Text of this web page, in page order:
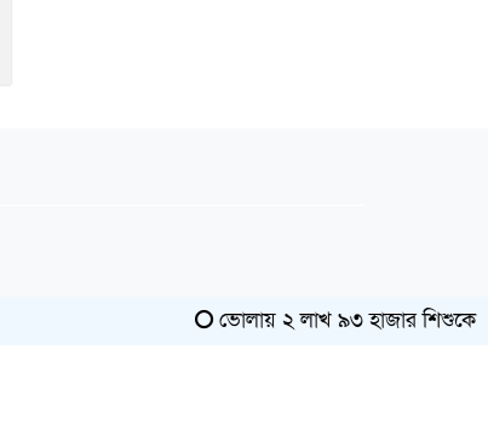
ভোলায় ২ লাখ ৯৩ হাজার শিশুকে